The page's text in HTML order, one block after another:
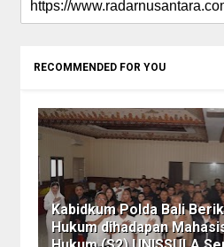
RECOMMENDED FOR YOU
Kabidkum Polda Bali
Hukum dihadapan